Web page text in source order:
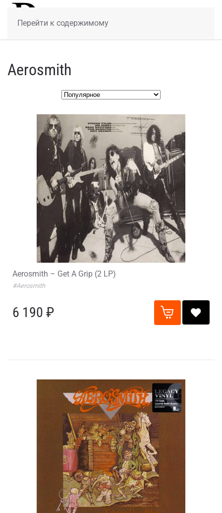
Перейти к содержимому
Aerosmith
Aerosmith – Get A Grip (2 LP)
#Aerosmith
6 190 ₽